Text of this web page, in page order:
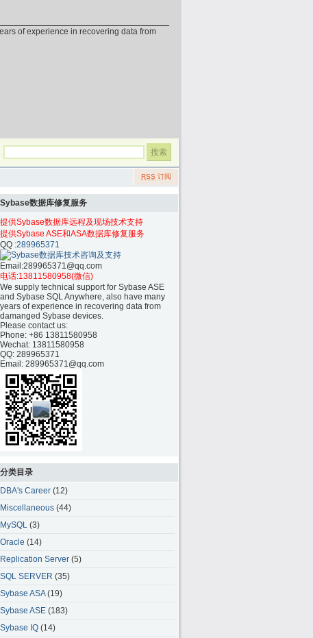
of experience in recovering data from
RSS 订阅
Sybase数据库修复服务
提供Sybase数据库远程及现场技术支持
提供Sybase ASE和ASA数据库修复服务
QQ :289965371
Email:289965371@qq.com
电话:13811580958(微信)
We supply technical support for Sybase ASE
and Sybase SQL Anywhere, also have many
years of experience in recovering data from
damanged Sybase devices.
Please contact us:
Phone: +86 13811580958
Wechat: 13811580958
QQ: 289965371
Email: 289965371@qq.com
分类目录
DBA's Career (12)
Miscellaneous (44)
MySQL (3)
Oracle (14)
Replication Server (5)
SQL SERVER (35)
Sybase ASA(19)
Sybase ASE (183)
Sybase IQ (14)